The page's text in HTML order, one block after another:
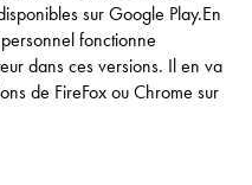
sur Google Play.En
fonctionne
dans ces versions. Il en va
de FireFox ou Chrome sur